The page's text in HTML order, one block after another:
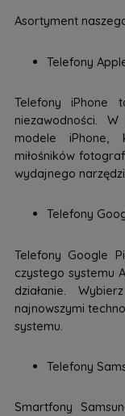
Asortyment
Telefony
Telefony iPhone
niezawodności.
modele iPhone,
miłośników
wydajnego
Telefony
Telefony Google
czystego systemu
działanie.
najnowszymi
systemu.
Telefony
Smartfony